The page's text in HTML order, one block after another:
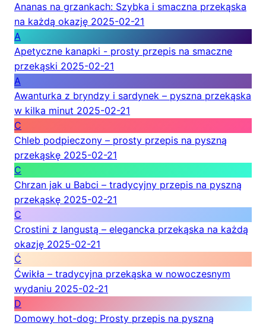
Ananas na grzankach: Szybka i smaczna przekąska
na każdą okazję 2025-02-21
A
Apetyczne kanapki - prosty przepis na smaczne
przekąski 2025-02-21
A
Awanturka z bryndzy i sardynek – pyszna przekąska
w kilka minut 2025-02-21
C
Chleb podpieczony – prosty przepis na pyszną
przekąskę 2025-02-21
C
Chrzan jak u Babci – tradycyjny przepis na pyszną
przekąskę 2025-02-21
C
Crostini z langustą – elegancka przekąska na każdą
okazję 2025-02-21
Ć
Ćwikła – tradycyjna przekąska w nowoczesnym
wydaniu 2025-02-21
D
Domowy hot-dog: Prosty przepis na pyszną